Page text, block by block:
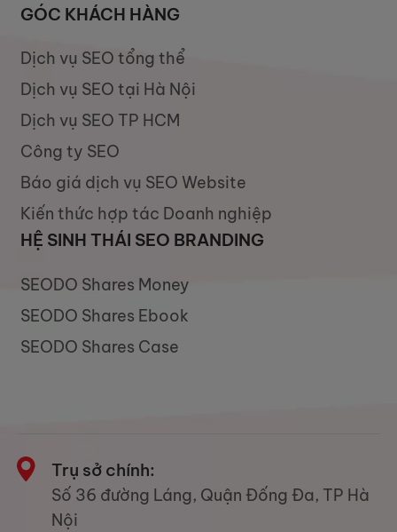
GÓC KHÁCH HÀNG
Dịch vụ SEO tổng thể
Dịch vụ SEO tại Hà Nội
Dịch vụ SEO TP HCM
Công ty SEO
Báo giá dịch vụ SEO Website
Kiến thức hợp tác Doanh nghiệp
HỆ SINH THÁI SEO BRANDING
SEODO Shares Money
SEODO Shares Ebook
SEODO Shares Case
Trụ sở chính:
Số 36 đường Láng, Quận Đống Đa, TP Hà
Nội